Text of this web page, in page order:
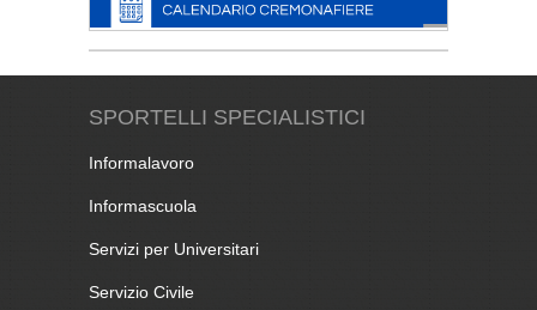
SPORTELLI SPECIALISTICI
Informalavoro
Informascuola
Servizi per Universitari
Servizio Civile